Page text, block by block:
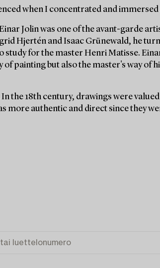
when I concentrated and
Jolin was one of the avant-garde
Hjertén and Isaac Grünewald, he
for the master Henri Matisse.
of painting but also the master's way of
the 18th century, drawings were
more authentic and direct since they